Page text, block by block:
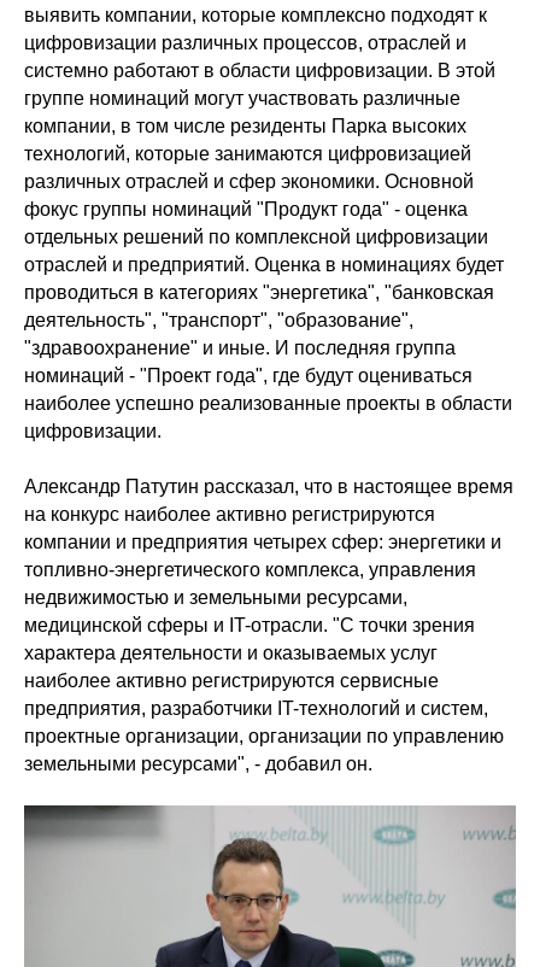
выявить компании, которые комплексно подходят к
цифровизации различных процессов, отраслей и
системно работают в области цифровизации. В этой
группе номинаций могут участвовать различные
компании, в том числе резиденты Парка высоких
технологий, которые занимаются цифровизацией
различных отраслей и сфер экономики. Основной
фокус группы номинаций "Продукт года" - оценка
отдельных решений по комплексной цифровизации
отраслей и предприятий. Оценка в номинациях будет
проводиться в категориях "энергетика", "банковская
деятельность", "транспорт", "образование",
"здравоохранение" и иные. И последняя группа
номинаций - "Проект года", где будут оцениваться
наиболее успешно реализованные проекты в области
цифровизации.
Александр Патутин рассказал, что в настоящее время
на конкурс наиболее активно регистрируются
компании и предприятия четырех сфер: энергетики и
топливно-энергетического комплекса, управления
недвижимостью и земельными ресурсами,
медицинской сферы и IT-отрасли. "С точки зрения
характера деятельности и оказываемых услуг
наиболее активно регистрируются сервисные
предприятия, разработчики IT-технологий и систем,
проектные организации, организации по управлению
земельными ресурсами", - добавил он.